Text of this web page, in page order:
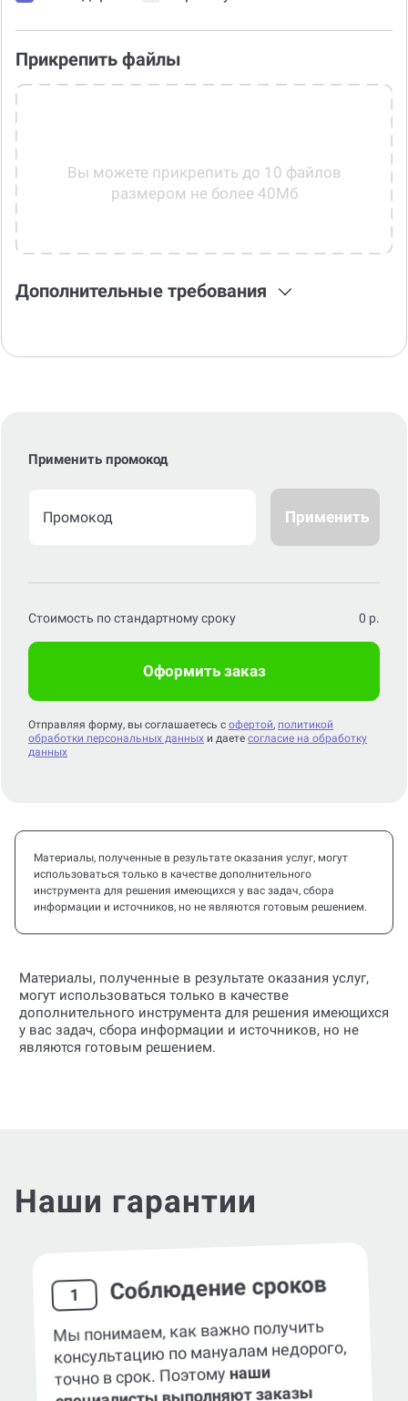
Прикрепить файлы
Вы можете прикрепить до 10 файлов
размером не более 40Мб
Дополнительные требования
Применить промокод
Применить
Стоимость по стандартному сроку 0 р.
Оформить заказ
Отправляя форму, вы соглашаетесь с офертой, политикой
обработки персональных данных и даете согласие на обработку
данных
Материалы, полученные в результате оказания услуг, могут
использоваться только в качестве дополнительного
инструмента для решения имеющихся у вас задач, сбора
информации и источников, но не являются готовым решением.
Материалы, полученные в результате оказания услуг,
могут использоваться только в качестве
дополнительного инструмента для решения имеющихся
у вас задач, сбора информации и источников, но не
являются готовым решением.
Наши гарантии
1 Соблюдение сроков
Мы понимаем, как важно получить
консультацию по мануалам недорого,
точно в срок. Поэтомунаши